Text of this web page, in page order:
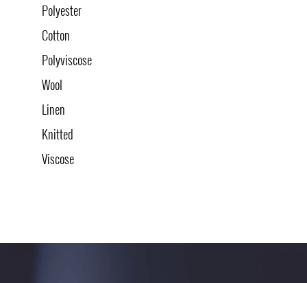
Polyester
Cotton
Polyviscose
Wool
Linen
Knitted
Viscose